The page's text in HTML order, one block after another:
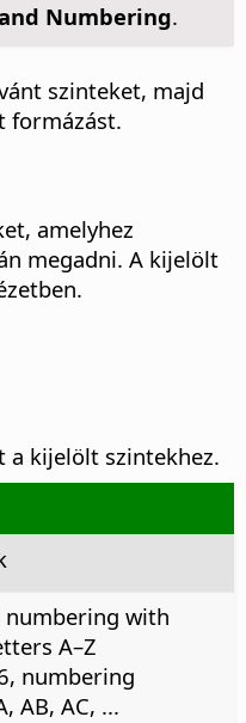
Numbering.
szinteket, majd
formázást.
amelyhez
megadni. A kijelölt
a kijelölt szintekhez.
numbering with
A–Z
numbering
AB, AC, ...